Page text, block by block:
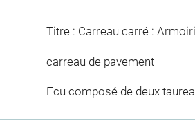
Titre : Carreau carré :
carreau de pavement
Ecu composé de deux